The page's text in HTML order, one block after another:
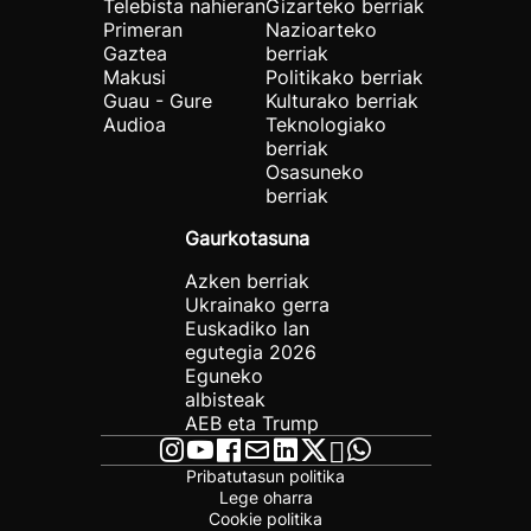
Telebista nahieran
Primeran
Gaztea
Makusi
Guau - Gure
Audioa
Gizarteko berriak
Nazioarteko
berriak
Politikako berriak
Kulturako berriak
Teknologiako
berriak
Osasuneko
berriak
Gaurkotasuna
Azken berriak
Ukrainako gerra
Euskadiko lan
egutegia 2026
Eguneko
albisteak
AEB eta Trump
Pribatutasun politika
Lege oharra
Cookie politika